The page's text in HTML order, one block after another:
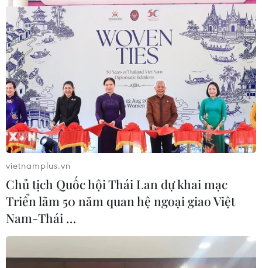
Phát hiện tàn tích đền thờ có niên đại
vietnamplus.vn
Chủ tịch Quốc hội Thái Lan dự khai mạc
Triển lãm 50 năm quan hệ ngoại giao Việt
Nam-Thái …